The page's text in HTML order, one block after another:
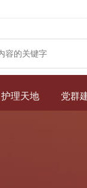
护理天地 党群